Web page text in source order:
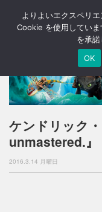
ケンドリック
unmastered.』
2016.3.14 月曜日
よりよいエクスペリ
Cookie を使用してい
を承諾
OK